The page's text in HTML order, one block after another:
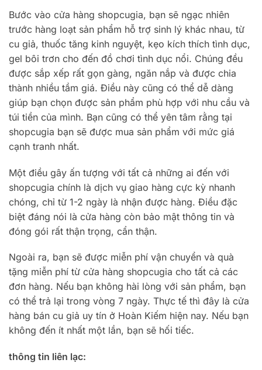
Bước vào cửa hàng shopcugia, bạn sẽ ngạc nhiên
trước hàng loạt sản phẩm hỗ trợ sinh lý khác nhau, từ
cu giả, thuốc tăng kinh nguyệt, kẹo kích thích tình dục,
gel bôi trơn cho đến đồ chơi tình dục nổi. Chúng đều
được sắp xếp rất gọn gàng, ngăn nắp và được chia
thành nhiều tầm giá. Điều này cũng có thể dễ dàng
giúp bạn chọn được sản phẩm phù hợp với nhu cầu và
túi tiền của mình. Bạn cũng có thể yên tâm rằng tại
shopcugia bạn sẽ được mua sản phẩm với mức giá
cạnh tranh nhất.
Một điều gây ấn tượng với tất cả những ai đến với
shopcugia chính là dịch vụ giao hàng cực kỳ nhanh
chóng, chỉ từ 1-2 ngày là nhận được hàng. Điều đặc
biệt đáng nói là cửa hàng còn bảo mật thông tin và
đóng gói rất thận trọng, cẩn thận.
Ngoài ra, bạn sẽ được miễn phí vận chuyển và quà
tặng miễn phí từ cửa hàng shopcugia cho tất cả các
đơn hàng. Nếu bạn không hài lòng với sản phẩm, bạn
có thể trả lại trong vòng 7 ngày. Thực tế thì đây là cửa
hàng bán cu giả uy tín ở Hoàn Kiếm hiện nay. Nếu bạn
không đến ít nhất một lần, bạn sẽ hối tiếc.
thông tin liên lạc: